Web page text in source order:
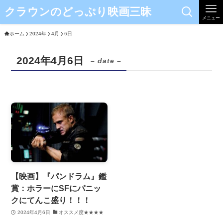
クラウンのどっぷり映画三昧 メニュー
ホーム 2024年 4月 6日
2024年4月6日 – date –
【映画】『パンドラム』鑑
賞：ホラーにSFにパニッ
クにてんこ盛り！！！
2024年4月6日 オススメ度★★★★